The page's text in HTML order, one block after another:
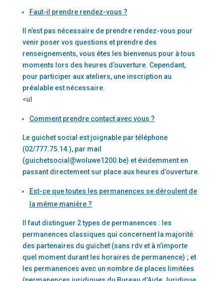
Faut-il prendre rendez-vous ?
Il n’est pas nécessaire de prendre rendez-vous pour
venir poser vos questions et prendre des
renseignements, vous êtes les bienvenus pour à tous
moments lors des heures d’ouverture. Cependant,
pour participer aux ateliers,une inscription au
préalable est nécessaire.
<ul
Comment prendre contact avec vous ?
Le guichet social est joignable par téléphone
(02/777.75.14.), par mail
(guichetsocial@woluwe1200.be) et évidemment en
passant directement sur place aux heures d’ouverture.
Est-ce que toutes les permanences se déroulent de
la même manière ?
Il faut distinguer 2 types de permanences : les
permanences classiques qui concernent la majorité
des partenaires du guichet (sans rdv et à n’importe
quel moment durant les horaires de permanence) ; et
les permanences avec un nombre de places limitées